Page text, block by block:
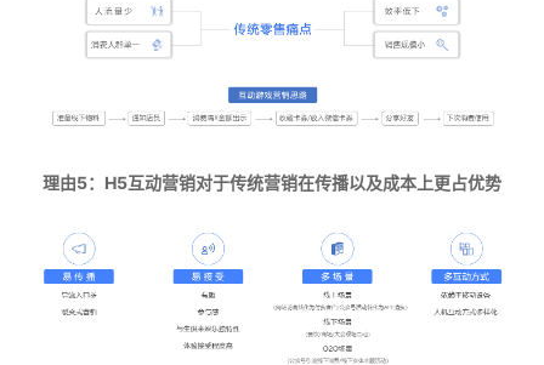
理由5：H5互动营销对于传统营销在传播以及成本上更占优势